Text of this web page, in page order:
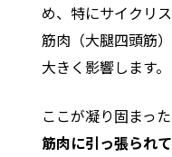
め、特にサイクリ
筋肉（大腿四頭筋
大きく影響します。
ここが凝り固まった
筋肉に引っ張られ